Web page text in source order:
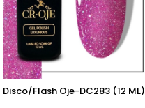
Disco/Flash Oje-DC283 (12 ML)